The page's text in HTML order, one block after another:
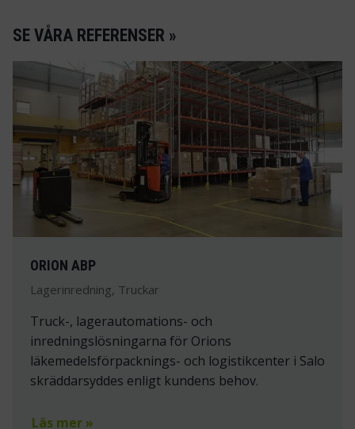
SE VÅRA REFERENSER »
ORION ABP
Lagerinredning, Truckar
Truck-, lagerautomations- och
inredningslösningarna för Orions
läkemedelsförpacknings- och logistikcenter i Salo
skräddarsyddes enligt kundens behov.
Läs mer »